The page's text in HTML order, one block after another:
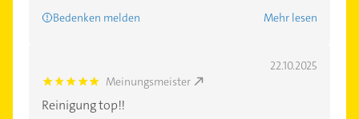
Bedenken melden Mehr lesen
22.10.2025
5.0 Meinungsmeister
Reinigung top!!